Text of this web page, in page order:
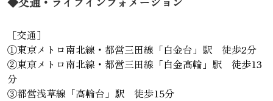
［交通］
①東京メトロ南北線・都営三田線「白金台」駅 徒歩2分
②東京メトロ南北線・都営三田線「白金高輪」駅 徒歩13
分
③都営浅草線「高輪台」駅 徒歩15分